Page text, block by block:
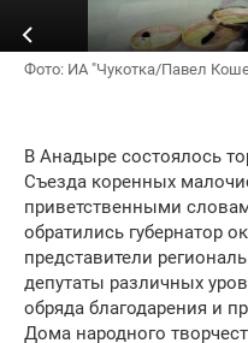
Фото: ИА "Чукотка/Павел
В Анадыре состоялось
Съезда коренных
приветственными
обратились губернатор
представители
депутаты различных
обряда благодарения и
Дома народного